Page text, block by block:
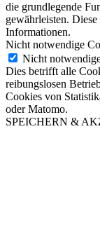
die grundlegende
gewährleisten.
Informationen.
Nicht notwendige
Nicht
Dies betrifft alle
reibungslosen
Cookies von
oder Matomo.
SPEICHERN &